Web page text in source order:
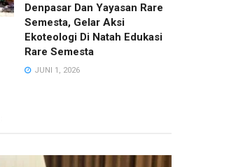
Denpasar Dan Yayasan Rare
Semesta, Gelar Aksi
Ekoteologi Di Natah Edukasi
Rare Semesta
JUNI 1, 2026